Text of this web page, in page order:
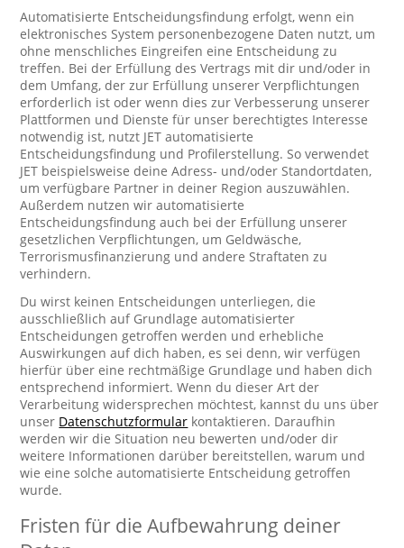
Automatisierte Entscheidungsfindung erfolgt, wenn ein
elektronisches System personenbezogene Daten nutzt, um
ohne menschliches Eingreifen eine Entscheidung zu
treffen. Bei der Erfüllung des Vertrags mit dir und/oder in
dem Umfang, der zur Erfüllung unserer Verpflichtungen
erforderlich ist oder wenn dies zur Verbesserung unserer
Plattformen und Dienste für unser berechtigtes Interesse
notwendig ist, nutzt JET automatisierte
Entscheidungsfindung und Profilerstellung. So verwendet
JET beispielsweise deine Adress- und/oder Standortdaten,
um verfügbare Partner in deiner Region auszuwählen.
Außerdem nutzen wir automatisierte
Entscheidungsfindung auch bei der Erfüllung unserer
gesetzlichen Verpflichtungen, um Geldwäsche,
Terrorismusfinanzierung und andere Straftaten zu
verhindern.
Du wirst keinen Entscheidungen unterliegen, die
ausschließlich auf Grundlage automatisierter
Entscheidungen getroffen werden und erhebliche
Auswirkungen auf dich haben, es sei denn, wir verfügen
hierfür über eine rechtmäßige Grundlage und haben dich
entsprechend informiert. Wenn du dieser Art der
Verarbeitung widersprechen möchtest, kannst du uns über
unser Datenschutzformular kontaktieren. Daraufhin
werden wir die Situation neu bewerten und/oder dir
weitere Informationen darüber bereitstellen, warum und
wie eine solche automatisierte Entscheidung getroffen
wurde.
Fristen für die Aufbewahrung deiner